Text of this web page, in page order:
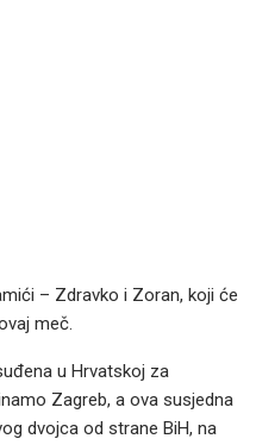
– Zdravko i Zoran, koji će
meč.
u Hrvatskoj za
Zagreb, a ova susjedna
dvojca od strane BiH, na